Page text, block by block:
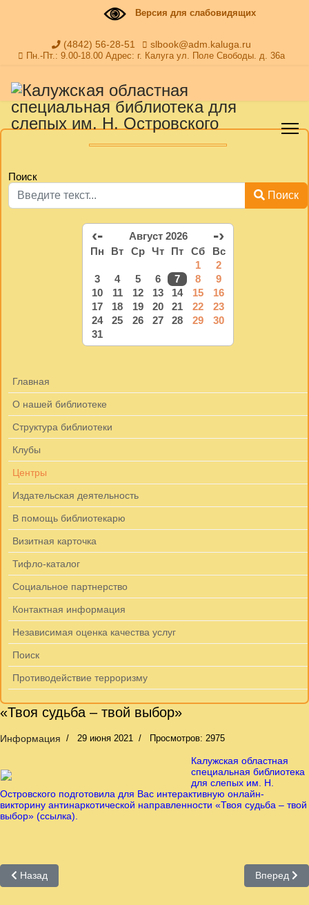
Версия для слабовидящих
(4842) 56-28-51 slbook@adm.kaluga.ru
Пн.-Пт.: 9.00-18.00 Адрес: г. Калуга ул. Поле Свободы. д. 36а
Поиск
Поиск
‹- Август 2026 -›
Пн Вт Ср Чт Пт Сб
Вс
1
2
3
4 5 6 7 8
9
10
11 12 13 14 15
16
17
18 19 20 21 22
23
24
25 26 27 28 29
30
31
Главная
О нашей библиотеке
Структура библиотеки
Клубы
Центры
Издательская деятельность
В помощь библиотекарю
Визитная карточка
Тифло-каталог
Социальное партнерство
Контактная информация
Независимая оценка качества услуг
Поиск
Противодействие терроризму
«Твоя судьба – твой выбор»
Информация 29 июня 2021 Просмотров: 2975
Калужская областная
специальная библиотека
для слепых им. Н.
Островского подготовила для Вас интерактивную онлайн-
викторину антинаркотической направленности «Твоя судьба – твой
выбор» (ссылка).
Предыдущий: Контактная информация
Назад Вперед